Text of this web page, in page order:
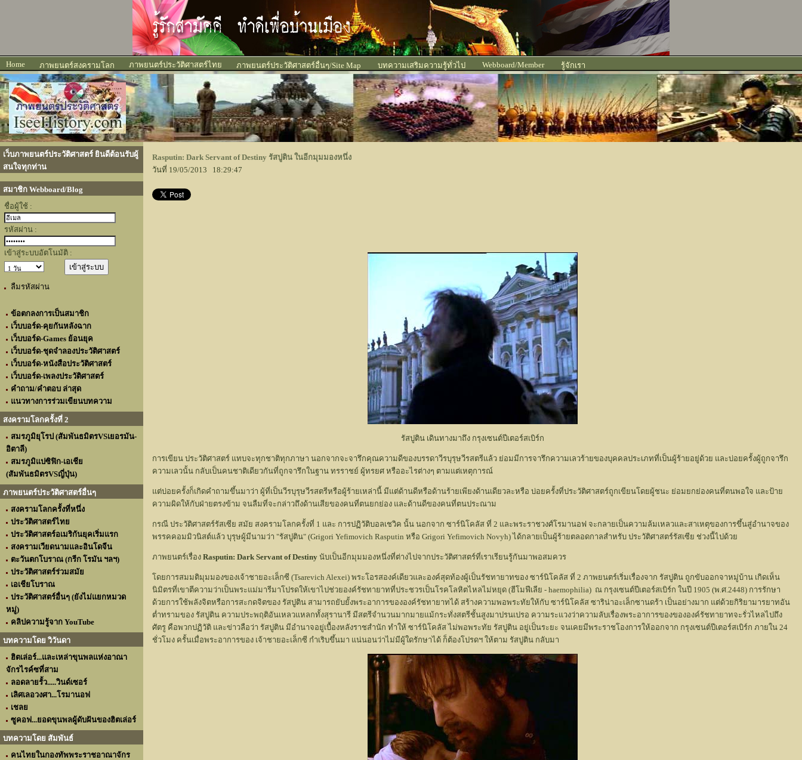
Home ภาพยนตร์สงครามโลก ภาพยนตร์ประวัติศาสตร์ไทย ภาพยนตร์ประวัติศาสตร์อื่นๆ/Site Map บทความเสริมความรู้ทั่วไป Webboard/Member รู้จักเรา
เว็บภาพยนตร์ประวัติศาสตร์ ยินดีต้อนรับผู้
สนใจทุกท่าน
สมาชิก Webboard/Blog
ชื่อผู้ใช้ :
รหัสผ่าน :
เข้าสู่ระบบอัตโนมัติ :
ลืมรหัสผ่าน
ข้อตกลงการเป็นสมาชิก
เว็บบอร์ด-คุยกันหลังฉาก
เว็บบอร์ด-Games ย้อนยุค
เว็บบอร์ด-ชุดจำลองประวัติศาสตร์
เว็บบอร์ด-หนังสือประวัติศาสตร์
เว็บบอร์ด-เพลงประวัติศาสตร์
คำถาม/คำตอบ ล่าสุด
แนวทางการร่วมเขียนบทความ
สงครามโลกครั้งที่ 2
สมรภูมิยุโรป (สัมพันธมิตรVSเยอรมัน-
อิตาลี)
สมรภูมิแปซิฟิก-เอเชีย
(สัมพันธมิตรVSญี่ปุ่น)
ภาพยนตร์ประวัติศาสตร์อื่นๆ
สงครามโลกครั้งที่หนึ่ง
ประวัติศาสตร์ไทย
ประวัติศาสตร์อเมริกันยุคเริ่มแรก
สงครามเวียดนามและอินโดจีน
ตะวันตกโบราณ (กรีก โรมัน ฯลฯ)
ประวัติศาสตร์ร่วมสมัย
เอเชียโบราณ
ประวัติศาสตร์อื่นๆ (ยังไม่แยกหมวด
หมู่)
คลิปความรู้จาก YouTube
บทความโดย วิวันดา
ฮิตเล่อร์...และเหล่าขุนพลแห่งอาณา
จักรไรค์ซที่สาม
ลอดลายรั้ว.....วินด์เซอร์
เลิศเลอวงศา...โรมานอฟ
เชลย
ซูคอฟ...ยอดขุนพลผู้ดับฝันของฮิตเล่อร์
บทความโดย สัมพันธ์
คนไทยในกองทัพพระราชอาณาจักร
Rasputin: Dark Servant of Destiny รัสปูติน ในอีกมุมมองหนึ่ง
วันที่ 19/05/2013 18:29:47
รัสปูติน เดินทางมาถึง กรุงเซนต์ปีเตอร์สเบิร์ก
การเขียน ประวัติศาสตร์ แทบจะทุกชาติทุกภาษา นอกจากจะจารึกคุณความดีของบรรดาวีรบุรุษวีรสตรีแล้ว ย่อมมีการจารึกความเลวร้ายของบุคคลประเภทที่เป็นผู้ร้ายอยู่ด้วย และบ่อยครั้งผู้ถูกจารึก
ความเลวนั้น กลับเป็นคนชาติเดียวกันที่ถูกจารึกในฐาน ทรราชย์ ผู้ทรยศ หรืออะไรต่างๆ ตามแต่เหตุการณ์
แต่บ่อยครั้งก็เกิดคำถามขึ้นมาว่า ผู้ที่เป็นวีรบุรุษวีรสตรีหรือผู้ร้ายเหล่านี้ มีแต่ด้านดีหรือด้านร้ายเพียงด้านเดียวละหรือ บ่อยครั้งที่ประวัติศาสตร์ถูกเขียนโดยผู้ชนะ ย่อมยกย่องคนที่ตนพอใจ และป้าย
ความผิดให้กับฝ่ายตรงข้าม จนลืมที่จะกล่าวถึงด้านเสียของคนที่ตนยกย่อง และด้านดีของคนที่ตนประณาม
กรณี ประวัติศาสตร์รัสเซีย สมัย สงครามโลกครั้งที่ 1 และ การปฏิวัติบอลเชวิค นั้น นอกจาก ซาร์นิโคลัส ที่ 2 และพระราชวงศ์โรมานอฟ จะกลายเป็นความล้มเหลวและสาเหตุของการขึ้นสู่อำนาจของ
พรรคคอมมิวนิสต์แล้ว บุรุษผู้มีนามว่า "รัสปูติน" (Grigori Yefimovich Rasputin หรือ Grigori Yefimovich Novyh) ได้กลายเป็นผู้ร้ายตลอดกาลสำหรับ ประวัติศาสตร์รัสเซีย ช่วงนี้ไปด้วย
ภาพยนตร์เรื่อง Rasputin: Dark Servant of Destiny นับเป็นอีกมุมมองหนึ่งที่ต่างไปจากประวัติศาสตร์ที่เราเรียนรู้กันมาพอสมควร
โดยการสมมติมุมมองของเจ้าชายอะเล็กซี (Tsarevich Alexei) พระโอรสองค์เดียวและองค์สุดท้องผู้เป็นรัชทายาทของ ซาร์นิโคลัส ที่ 2 ภาพยนตร์เริ่มเรื่องจาก รัสปูติน ถูกขับออกจาหมู่บ้าน เกิดเห็น
นิมิตรที่เขาตีความว่าเป็นพระแม่มารีมาโปรดให้เขาไปช่วยองค์รัชทายาทที่ประชวรเป็นโรคโลหิตไหลไม่หยุด (ฮีโมฟีเลีย - haemophilia) ณ กรุงเซนต์ปีเตอร์สเบิร์ก ในปี 1905 (พ.ศ.2448) การรักษา
ด้วยการใช้พลังจิตหรือการสะกดจิตของ รัสปูติน สามารถยับยั้งพระอาการขององค์รัชทายาทได้ สร้างความพอพระทัยให้กับ ซาร์นิโคลัส ซาริน่าอะเล็กซานดร้า เป็นอย่างมาก แต่ด้วยกิริยามารยาทอัน
ต่ำทรามของ รัสปูติน ความประพฤติอันเหลวแหลกทั้งสุรานารี มีสตรีจำนวนมากมายแม้กระทั่งสตรีชั้นสูงมาปรนเปรอ ความระแวงว่าความลับเรื่องพระอาการของขององค์รัชทายาทจะรั่วไหลไปถึง
ศัตรู คือพวกปฏิวัติ และข่าวลือว่า รัสปูติน มีอำนาจอยู่เบื้องหลังราชสำนัก ทำให้ ซาร์นิโคลัส ไม่พอพระทัย รัสปูติน อยู่เป็นระยะ จนเคยมีพระราชโองการให้ออกจาก กรุงเซนต์ปีเตอร์สเบิร์ก ภายใน 24
ชั่วโมง ครั้นเมื่อพระอาการของ เจ้าชายอะเล็กซี กำเริบขึ้นมา แน่นอนว่าไม่มีผู้ใดรักษาได้ ก็ต้องโปรดฯ ให้ตาม รัสปูติน กลับมา